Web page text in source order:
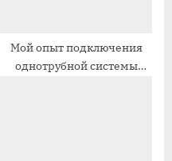
Мой опыт подключения
однотрубной системы